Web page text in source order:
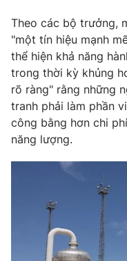
Tư vấn
Chuyên mục khác
Emagazine
Photo
Video
VTV Money
VTV Sức khoẻ
Theo các bộ trưởng,
"một tín hiệu mạnh
thể hiện khả năng
trong thời kỳ khủng
rõ ràng" rằng những
tranh phải làm phần
công bằng hơn chi
năng lượng.